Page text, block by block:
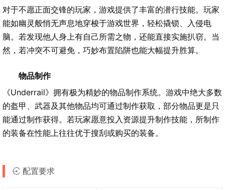
对于不愿正面交锋的玩家，游戏提供了丰富的潜行技能。玩家
能如幽灵般悄无声息地穿梭于游戏世界，轻松撬锁、入侵电
脑。若发现他人身上有自己所需之物，还能直接实施扒窃。当
然，若冲突不可避免，巧妙布置陷阱也能大幅提升胜算。
物品制作
《Underrail》拥有极为精妙的物品制作系统。游戏中绝大多数
的盔甲、武器及其他物品均可通过制作获取，部分物品更是只
能通过制作获得。若玩家愿意投入资源提升制作技能，所制作
的装备在性能上往往优于搜刮或购买的装备。
配置要求